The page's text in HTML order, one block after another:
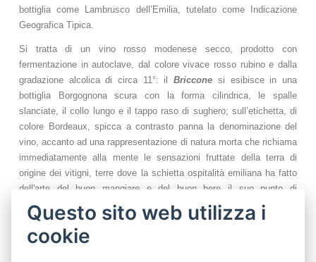
bottiglia come Lambrusco dell’Emilia, tutelato come Indicazione
Geografica Tipica.
Si tratta di un vino rosso modenese secco, prodotto con
fermentazione in autoclave, dal colore vivace rosso rubino e dalla
gradazione alcolica di circa 11°: ilBriccone si esibisce in una
bottiglia Borgognona scura con la forma cilindrica, le spalle
slanciate, il collo lungo e il tappo raso di sughero; sull’etichetta, di
colore Bordeaux, spicca a contrasto panna la denominazione del
vino, accanto ad una rappresentazione di natura morta che richiama
immediatamente alla mente le sensazioni fruttate della terra di
origine dei vitigni, terre dove la schietta ospitalità emiliana ha fatto
dell'arte del buon mangiare e del buon bere il suo punto di
eccellenza.
Il Lambrusco di Modena è un vino rosso frizzante e leggero, dal
pieno aroma ricco di profumi freschi, ed estremamente digeribile
Questo sito web utilizza i
cookie